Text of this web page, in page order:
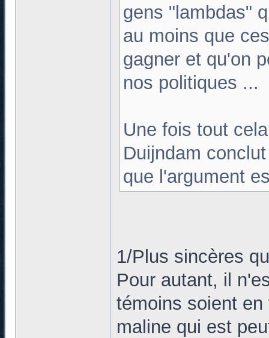
gens "lambdas"
au moins que
gagner et qu'on
nos politiques ...
Une fois tout
Duijndam
que l'argument
1/Plus sincères
Pour autant, il
témoins soient
maline qui est